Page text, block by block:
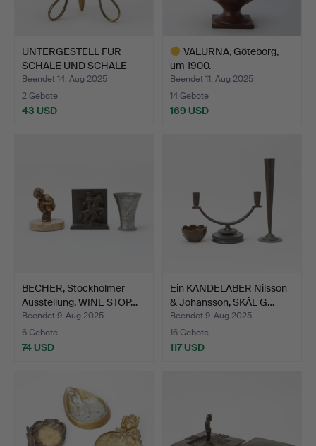
UNTERGESTELL FÜR
SCHALE UND SCHALE
AUF STÄ…
Beendet 14. Aug 2025
2 Gebote
43 USD
VALURNA, Göteborg,
um 1900.
Beendet 11. Aug 2025
14 Gebote
169 USD
BECHER, Stockholmer
Ausstellung, WINE STOP…
Beendet 9. Aug 2025
6 Gebote
74 USD
Ein KANDELABER Nilsson
& Johansson, SKÅL G…
Beendet 9. Aug 2025
16 Gebote
117 USD